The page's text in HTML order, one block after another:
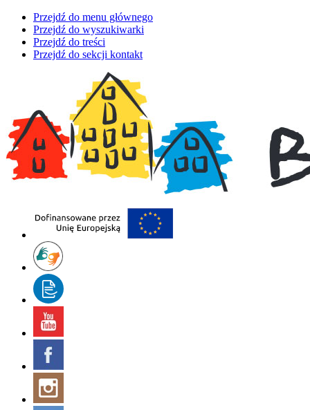
Przejdź do menu głównego
Przejdź do wyszukiwarki
Przejdź do treści
Przejdź do sekcji kontakt